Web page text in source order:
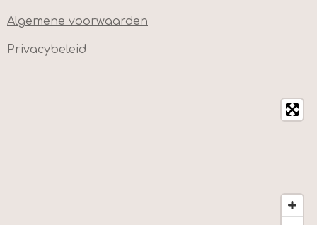
Algemene voorwaarden
Privacybeleid